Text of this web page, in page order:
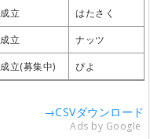
成立
はたさく
成立
ナッツ
成立(募集中) ぴよ
成立
はたさく
成立
ナッツ
成立(募集中) ぴよ
成立
はたさく
成立
ナッツ
成立(募集中) ぴよ
成立
はたさく
成立
ナッツ
成立(募集中) ぴよ
→CSVダウンロード
Ads by Google